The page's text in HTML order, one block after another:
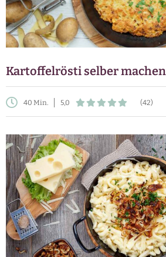
Kartoffelrösti selber machen
40 Min. 5,0 (42)